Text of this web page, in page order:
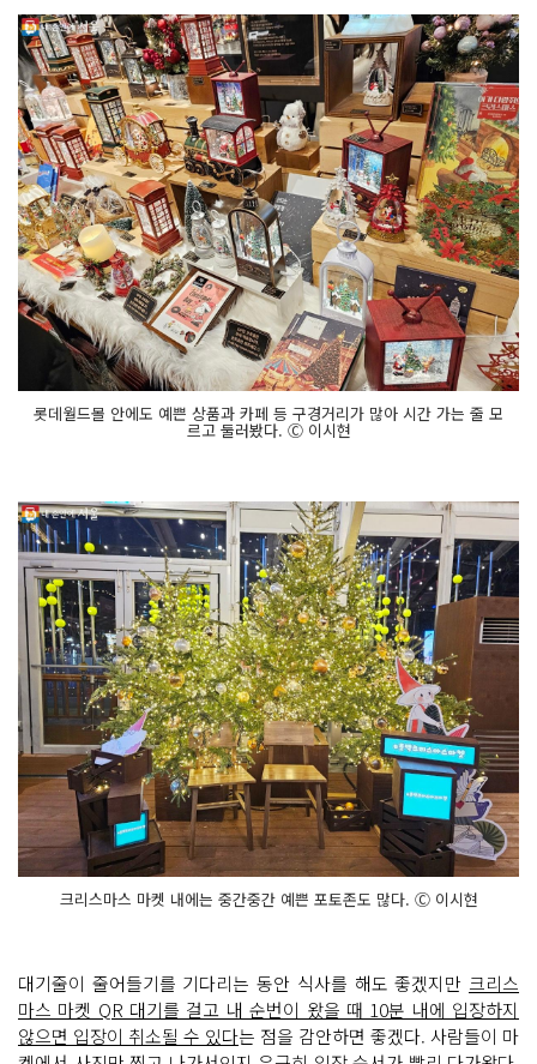
롯데월드몰 안에도 예쁜 상품과 카페 등 구경거리가 많아 시간 가는 줄 모
르고 둘러봤다. Ⓒ 이시현
크리스마스 마켓 내에는 중간중간 예쁜 포토존도 많다. Ⓒ 이시현
대기줄이 줄어들기를 기다리는 동안 식사를 해도 좋겠지만 크리스
마스 마켓 QR 대기를 걸고 내 순번이 왔을 때 10분 내에 입장하지
않으면 입장이 취소될 수 있다는 점을 감안하면 좋겠다. 사람들이 마